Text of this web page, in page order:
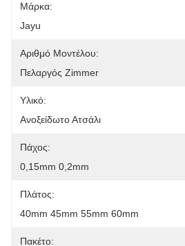
Μάρκα:
Jayu
Αριθμό Μοντέλου:
Πελαργός Zimmer
Υλικό:
Ανοξείδωτο Ατσάλι
Πάχος:
0,15mm 0,2mm
Πλάτος:
40mm 45mm 55mm 60mm
Πακέτο: